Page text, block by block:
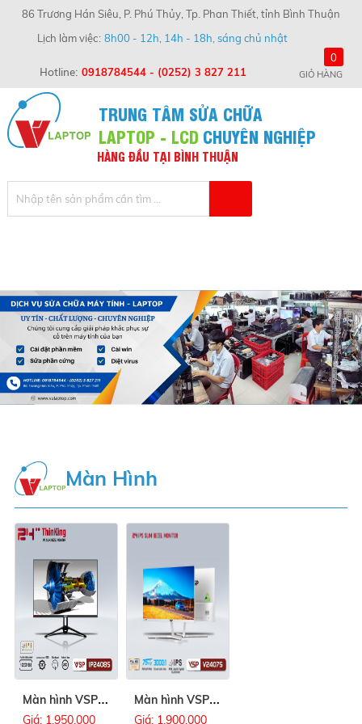
86 Trương Hán Siêu, P. Phú Thủy, Tp. Phan Thiết, tỉnh Bình Thuận
Lịch làm việc 8h00 - 12h, 14h - 18h, sáng chủ nhật
Hotline: 0918784544- (0252) 3 827 211
TRUNG TÂM SỬA CHỮA
LAPTOP - LCD CHUYÊN NGHIỆP
HÀNG ĐẦU TẠI BÌNHTHUẬN
0
GIỎ HÀNG
Màn Hình
M
àn hình VSP IP2408S
Giá: 1.950.000
M
àn hình VSP V2407S (Trắng)
Giá: 1.900.000